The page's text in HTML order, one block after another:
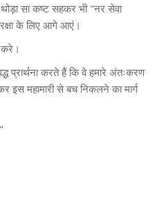
सा कष्ट सहकर भी "नर सेवा
रक्षा के लिए आगे आएं।
प्रार्थना करते हैं कि वे हमारे अंतःकरण
इस महामारी से बच निकलने का मार्ग